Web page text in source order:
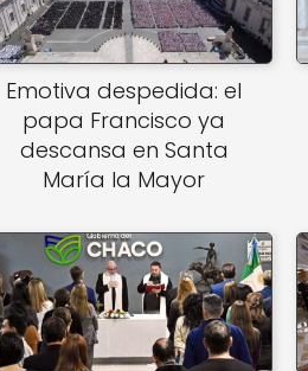
Emotiva despedida: el
papa Francisco ya
descansa en Santa
María la Mayor